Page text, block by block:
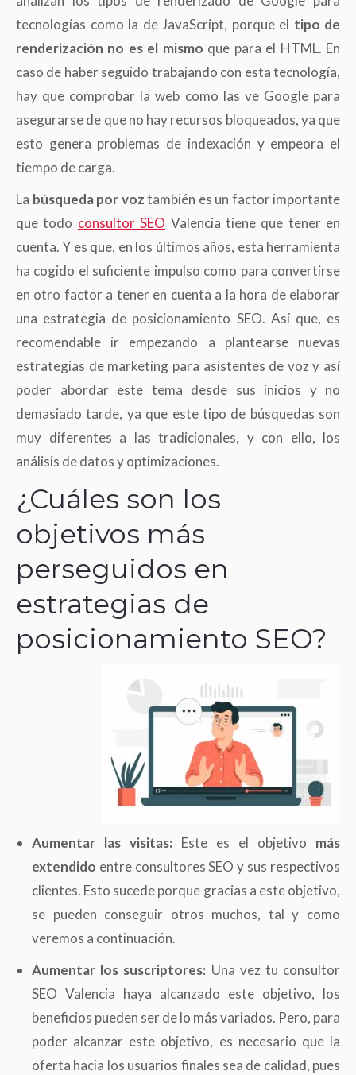
tecnologías como la de JavaScript, porque el tipo de
renderización no es el mismo que para el HTML. En
caso de haber seguido trabajando con esta tecnología,
hay que comprobar la web como las ve Google para
asegurarse de que no hay recursos bloqueados, ya que
esto genera problemas de indexación y empeora el
tiempo de carga.
La búsqueda por voztambién es un factor importante
que todo consultor SEO Valencia tiene que tener en
cuenta. Y es que, en los últimos años, esta herramienta
ha cogido el suficiente impulso como para convertirse
en otro factor a tener en cuenta a la hora de elaborar
una estrategia de posicionamiento SEO. Así que, es
recomendable ir empezando a plantearse nuevas
estrategias de marketing para asistentes de voz y así
poder abordar este tema desde sus inicios y no
demasiado tarde, ya que este tipo de búsquedas son
muy diferentes a las tradicionales, y con ello, los
análisis de datos y optimizaciones.
¿Cuáles son los
objetivos más
perseguidos en
estrategias de
posicionamiento SEO?
Aumentar las visitas: Este es el objetivo más
extendido entre consultores SEO y sus respectivos
clientes. Esto sucede porque gracias a este objetivo,
se pueden conseguir otros muchos, tal y como
veremos a continuación.
Aumentar los suscriptores: Una vez tu consultor
SEO Valencia haya alcanzado este objetivo, los
beneficios pueden ser de lo más variados. Pero, para
poder alcanzar este objetivo, es necesario que la
oferta hacia los usuarios finales sea de calidad, pues